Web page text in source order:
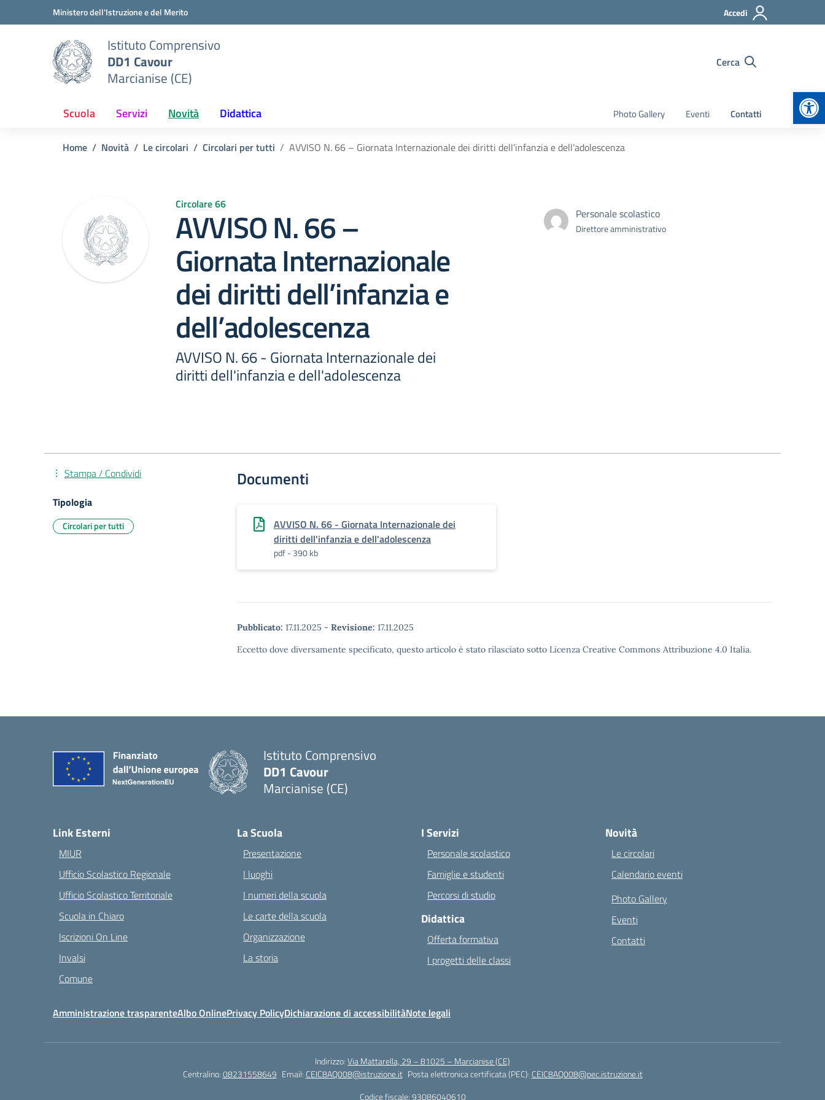
Vai ai contenuti
Vai al menu di navigazioneMinistero dell'Istruzione e del Merito Accedi
Istituto Comprensivo
DD1 Cavour
Marcianise (CE)
Cerca
Scuola Servizi Novità Didattica Photo Gallery Eventi Contatti
Home Novità Le circolari Circolari per tutti AVVISO N. 66 – Giornata Internazionale dei diritti dell’infanzia e dell’adolescenza
Circolare 66
AVVISO N. 66 –
Giornata Internazionale
dei diritti dell’infanzia e
dell’adolescenza
AVVISO N. 66 - Giornata Internazionale dei
diritti dell'infanzia e dell'adolescenza
Personale scolastico
Direttore amministrativo
Documenti
AVVISO N. 66 - Giornata Internazionale dei
diritti dell'infanzia e dell'adolescenza
pdf - 390 kb
Pubblicato: 17.11.2025 - Revisione: 17.11.2025
Eccetto dove diversamente specificato, questo articolo è stato rilasciato sotto Licenza Creative Commons Attribuzione 4.0 Italia.
Stampa / Condividi
Tipologia
Circolari per tutti
Istituto Comprensivo
DD1 Cavour
Marcianise (CE)
Link Esterni
MIUR
Ufficio Scolastico Regionale
Ufficio Scolastico Territoriale
Scuola in Chiaro
Iscrizioni On Line
Invalsi
Comune
La Scuola
Presentazione
I luoghi
I numeri della scuola
Le carte della scuola
Organizzazione
La storia
I Servizi
Personale scolastico
Famiglie e studenti
Percorsi di studio
Didattica
Offerta formativa
I progetti delle classi
Novità
Le circolari
Calendario eventi
Photo Gallery
Eventi
Contatti
Amministrazione trasparenteAlbo OnlinePrivacy PolicyDichiarazione di accessibilitàNote legali
Indirizzo:Via Mattarella, 29 – 81025 – Marcianise (CE)
Centralino:08231558649 Email: CEIC8AQ008@istruzione.it Posta elettronica certificata (PEC): CEIC8AQ008@pec.istruzione.it
Codice fiscale: 93086040610